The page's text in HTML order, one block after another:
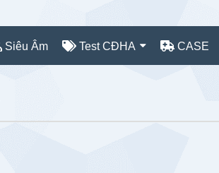
Siêu Âm Test CĐHA CASE